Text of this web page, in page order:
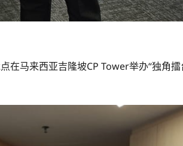
马来西亚吉隆坡CP Tower举办“独角